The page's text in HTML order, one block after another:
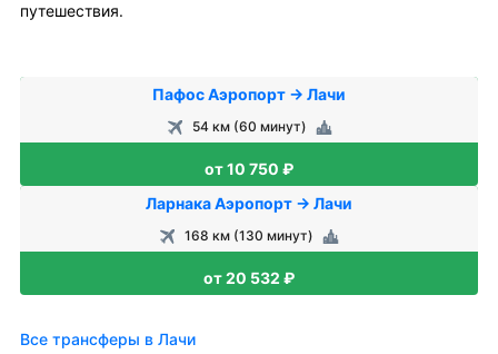
путешествия.
Пафос Аэропорт → Лачи
54 км (60 минут)
от 10 750 ₽
Ларнака Аэропорт → Лачи
168 км (130 минут)
от 20 532 ₽
Все трансферы в Лачи